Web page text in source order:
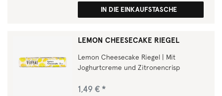
IN DIE EINKAUFSTASCHE
LEMON CHEESECAKE RIEGEL
Lemon Cheesecake Riegel | Mit
Joghurtcreme und Zitronencrisp
1,49 € *